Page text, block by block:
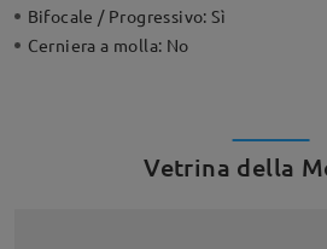
Bifocale / Progressivo:Sì
Cerniera a molla: No
Vetrina della